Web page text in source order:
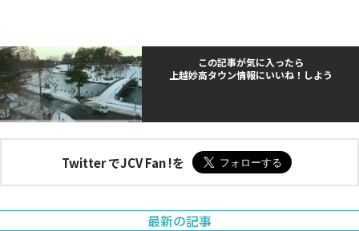
この記事が気に入ったら
上越妙高タウン情報にいいね！しよう
Twitter でJCV Fan !を
最新の記事